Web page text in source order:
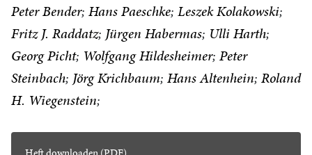
Peter Bender Hans Paeschke Leszek Kolakowski
Fritz J. Raddatz Jürgen Habermas Ulli Harth
Georg Picht Wolfgang Hildesheimer Peter
Steinbach Jörg Krichbaum Hans Altenhein Roland
H. Wiegenstein